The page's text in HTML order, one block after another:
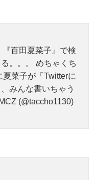
百田夏菜子』で検
。。。 めちゃくち
菜子が「Twitterに
みんな書いちゃう
(@taccho1130)